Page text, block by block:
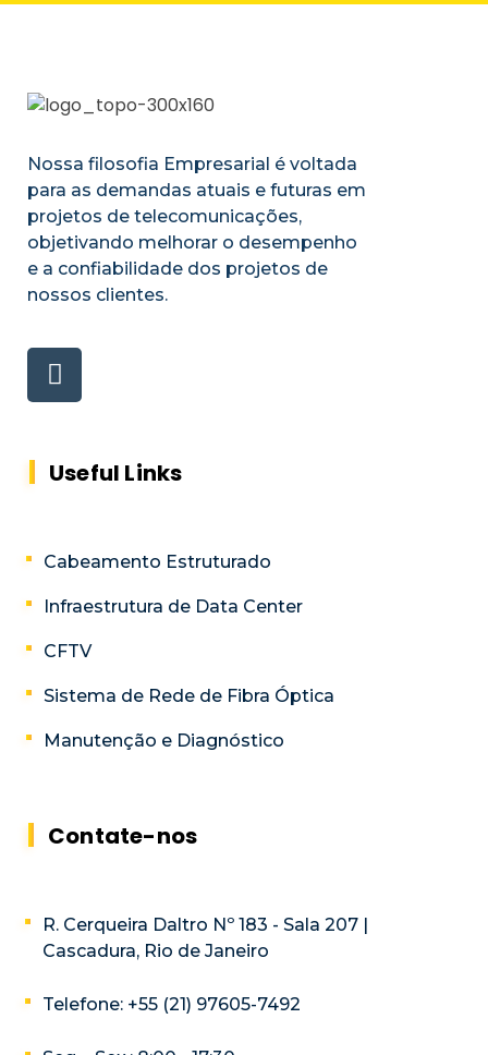
Nossa filosofia Empresarial é voltada
para as demandas atuais e futuras em
projetos de telecomunicações,
objetivando melhorar o desempenho
e a confiabilidade dos projetos de
nossos clientes.
Useful Links
Cabeamento Estruturado
Infraestrutura de Data Center
CFTV
Sistema de Rede de Fibra Óptica
Manutenção e Diagnóstico
Contate-nos
R. Cerqueira Daltro Nº 183 - Sala 207 |
Cascadura, Rio de Janeiro
Telefone: +55 (21) 97605-7492